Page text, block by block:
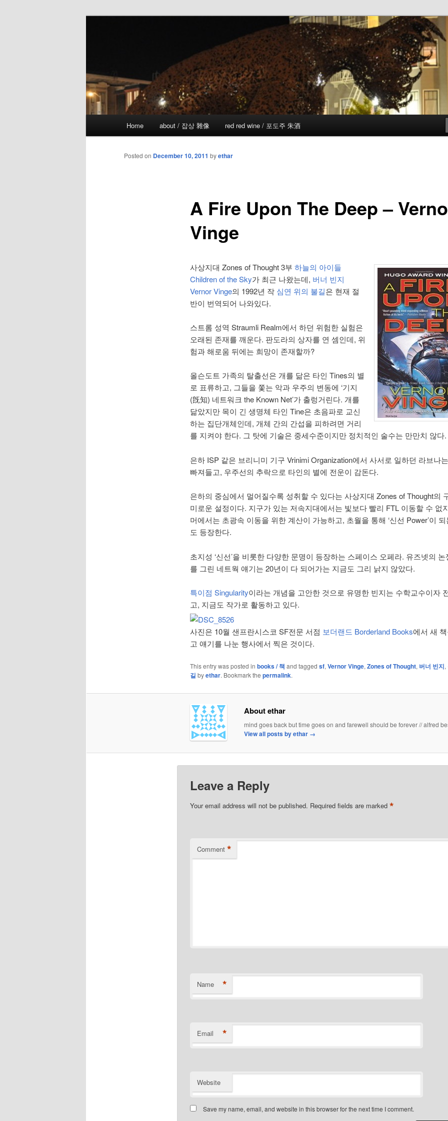
Home about / 잡상 雜像 red red wine / 포도주 朱酒
A Fire Upon The Deep –
Vinge
Posted on December 10, 2011 byethar
사상지대 Zones of Thought 3부 하늘의 아이들
Children of the Sky가 최근 나왔는데, 버너 빈지
Vernor Vinge의 1992년 작 심연 위의 불길은 현재 절
반이 번역되어 나와있다.
스트롬 성역 Straumli Realm에서 하던 위험한 실험은
오래된 존재를 깨운다. 판도라의 상자를 연 셈인데, 위
험과 해로움 뒤에는 희망이 존재할까?
올슨도트 가족의 탈출선은 개를 닮은 타인 Tines의 별
로 표류하고, 그들을 쫓는 악과 우주의 변동에 ‘기지
(旣知) 네트워크 the Known Net’가 출렁거린다. 개를
닮았지만 목이 긴 생명체 타인 Tine은 초음파로 교신
하는 집단개체인데, 개체 간의 간섭을 피하려면 거리
를 지켜야 한다. 그 탓에 기술은 중세수준이지만 정치적인 술수는 만만치 않다.
은하 ISP 같은 브리니미 기구 Vrinimi Organization에서 사서로 일하던 라브나
빠져들고, 우주선의 추락으로 타인의 별에 전운이 감돈다.
은하의 중심에서 멀어질수록 성취할 수 있다는 사상지대 Zones of Thought의
미로운 설정이다. 지구가 있는 저속지대에서는 빛보다 빨리 FTL 이동할 수 없
머에서는 초광속 이동을 위한 계산이 가능하고, 초월을 통해 ‘신선 Power’이
도 등장한다.
초지성 ‘신선’을 비롯한 다양한 문명이 등장하는 스페이스 오페라. 유즈넷의
를 그린 네트웍 얘기는 20년이 다 되어가는 지금도 그리 낡지 않았다.
특이점 Singularity이라는 개념을 고안한 것으로 유명한 빈지는 수학교수이자
고, 지금도 작가로 활동하고 있다.
사진은 10월 샌프란시스코 SF전문 서점 보더랜드 Borderland Books에서 새
고 얘기를 나눈 행사에서 찍은 것이다.
This entry was posted in books / 책 and tagged sf, Vernor Vinge, Zones of Thought, 버너 빈지,
길 byethar. Bookmark the permalink.
About ethar
mind goes back but time goes on and farewell should be forever // alfred
View all posts by ethar →
Leave a Reply
Your email address will not be published. Required fields are marked *
Comment *
Name *
Email *
Website
Save my name, email, and website in this browser for the next time I comment.